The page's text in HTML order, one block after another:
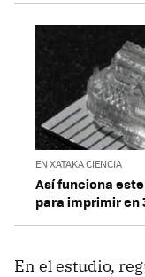
EN XATAKA CIENCIA
Así funciona
para imprimir en
En el estudio,